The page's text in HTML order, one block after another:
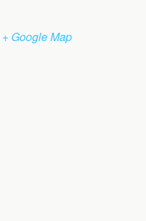
+ Google Map